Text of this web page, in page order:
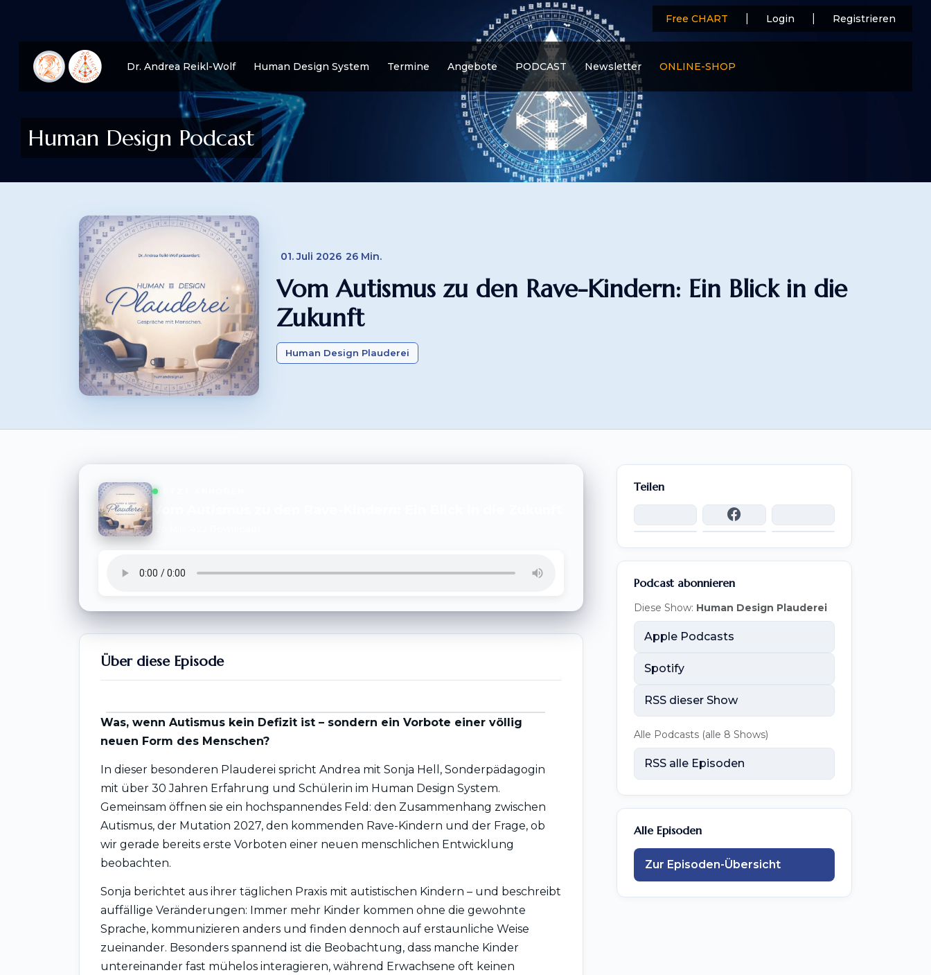
Dr. Andrea Reikl-Wolf Human Design System Termine Angebote PODCAST Newsletter ONLINE-SHOP
Free CHART Login Registrieren
Human Design Podcast
01. Juli 2026 26 Min.
Vom Autismus zu den Rave-Kindern: Ein Blick in die
Zukunft
Human Design Plauderei
Über diese Episode
Was, wenn Autismus kein Defizit ist – sondern ein Vorbote einer völlig
neuen Form des Menschen?
In dieser besonderen Plauderei spricht Andrea mit Sonja Hell, Sonderpädagogin
mit über 30 Jahren Erfahrung und Schülerin im Human Design System.
Gemeinsam öffnen sie ein hochspannendes Feld: den Zusammenhang zwischen
Autismus, der Mutation 2027, den kommenden Rave-Kindern und der Frage, ob
wir gerade bereits erste Vorboten einer neuen menschlichen Entwicklung
beobachten.
Sonja berichtet aus ihrer täglichen Praxis mit autistischen Kindern – und beschreibt
auffällige Veränderungen: Immer mehr Kinder kommen ohne die gewohnte
Sprache, kommunizieren anders und finden dennoch auf erstaunliche Weise
zueinander. Besonders spannend ist die Beobachtung, dass manche Kinder
untereinander fast mühelos interagieren, während Erwachsene oft keinen
Teilen
Podcast abonnieren
Diese Show: Human Design Plauderei
Apple Podcasts
Spotify
RSS dieser Show
Alle Podcasts (alle 8 Shows)
RSS alle Episoden
Alle Episoden
Zur Episoden-Übersicht